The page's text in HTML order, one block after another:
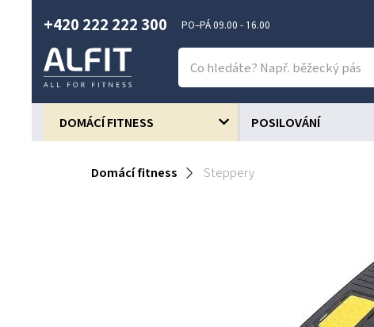
+420 222 222 300 PO–PÁ 09.00 - 16.00
DOMÁCÍ FITNESS POSILOVÁNÍ
Domácí fitness Steppery